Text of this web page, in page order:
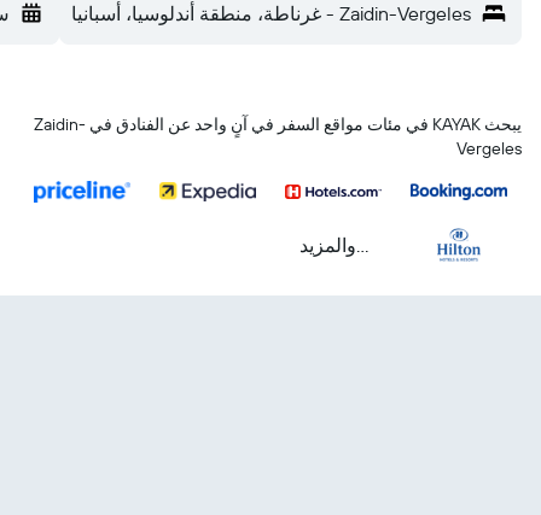
Zaidin-Vergeles - غرناطة، منطقة أندلوسيا، أسبانيا
يبحث KAYAK في مئات مواقع السفر في آنٍ واحد عن الفنادق في Zaidin-
Vergeles
...والمزيد